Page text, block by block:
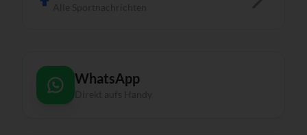
WhatsApp